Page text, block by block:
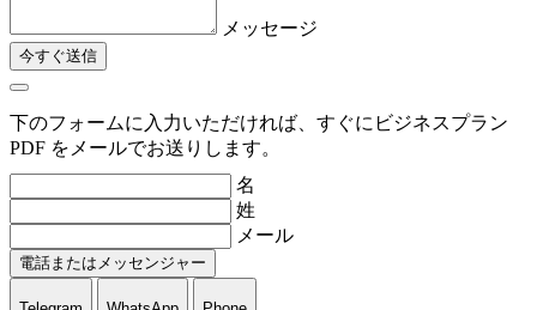
メッセージ
今すぐ送信
下のフォームに入力いただければ、すぐにビジネスプラン
PDF をメールでお送りします。
名
姓
メール
電話またはメッセンジャー